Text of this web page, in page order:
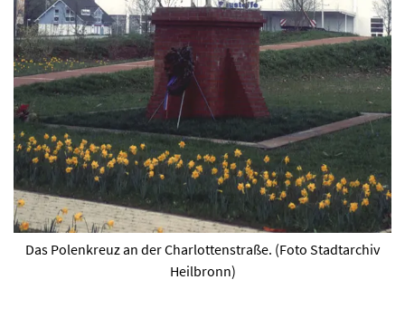
Das Polenkreuz an der Charlottenstraße. (Foto Stadtarchiv
Heilbronn)